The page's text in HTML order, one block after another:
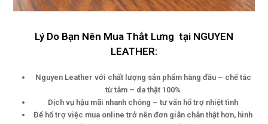
Lý Do Bạn Nên Mua Thắt Lưng tại NGUYEN
LEATHER:
Nguyen Leather với chất lượng sản phẩm hàng đầu – chế tác
từ tâm – da thật 100%
Dịch vụ hậu mãi nhanh chóng – tư vấn hổ trợ nhiệt tình
Để hổ trợ việc mua online trở nên đơn giãn chân thật hơn, hình